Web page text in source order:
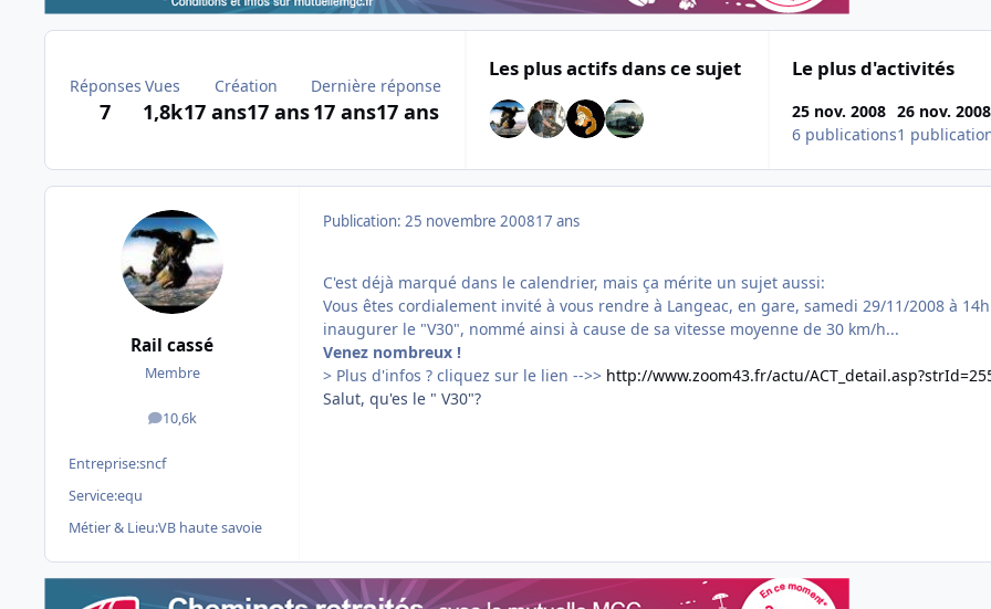
Réponses
7
Vues
1,8k
Création
17 ans17 ans
Dernière réponse
17 ans17 ans
Les plus actifs dans ce sujet Le plus d'activités
25 nov. 2008
6 publications
26 nov. 2008
1
Rail cassé
Membre
10,6k
messages
Entreprise:sncf
Service:equ
Métier & Lieu:VB haute savoie
Publication: 25 novembre 200817 ans
C'est déjà marqué dans le calendrier, mais ça mérite un sujet aussi:
Vous êtes cordialement invité à vous rendre à Langeac, en gare, samedi 29/11/2008 à
inaugurer le "V30", nommé ainsi à cause de sa vitesse moyenne de 30 km/h...
Venez nombreux !
> Plus d'infos ? cliquez sur le lien -->> http://www.zoom43.fr/actu/
Salut, qu'es le " V30"?